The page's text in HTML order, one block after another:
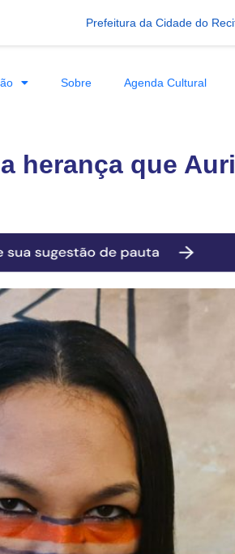
Prefeitura da Cidade do
Sobre Agenda Cultural
herança que